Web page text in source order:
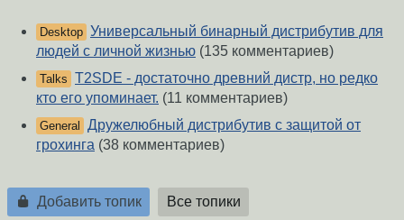
Desktop Универсальный бинарный дистрибутив для
людей с личной жизнью (135 комментариев)
Talks T2SDE - достаточно древний дистр, но редко
кто его упоминает. (11 комментариев)
General
Дружелюбный дистрибутив с защитой от
грохинга (38 комментариев)
Добавить топик Все топики